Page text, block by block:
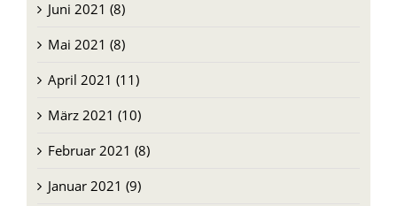
Juni 2021 (8)
Mai 2021 (8)
April 2021 (11)
März 2021 (10)
Februar 2021 (8)
Januar 2021 (9)